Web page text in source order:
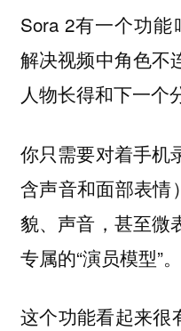
Sora 2有一个功能
解决视频中角色不
人物长得和下一个
你只需要对着手机
含声音和面部表情
貌、声音，甚至微
专属的“演员模型”。
这个功能看起来很